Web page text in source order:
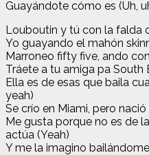
Guayándote cómo es (Uh,
Louboutin y tú con la falda
Yo guayando el mahón
Marroneo fifty five, ando
Tráete a tu amiga pa South
Ella es de esas que baila
yeah)
Se crío en Miami, pero
Me gusta porque no es de
actúa (Yeah)
Y me la imagino